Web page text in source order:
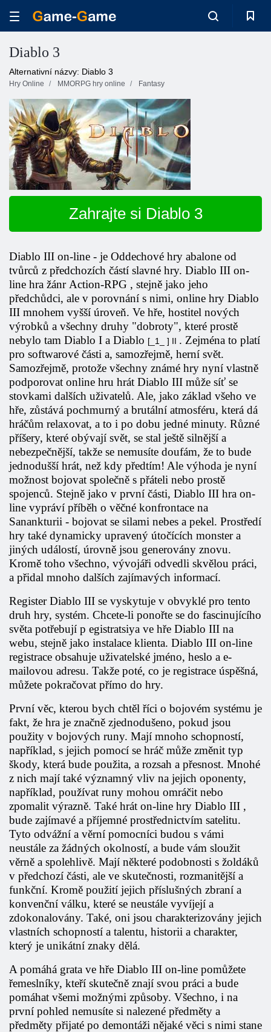
Diablo 3
Alternativní názvy: Diablo 3
Hry Online MMORPG hry online Fantasy
Zahrajte si Diablo 3
Diablo III on-line - je Oddechové hry abalone od
tvůrců z předchozích částí slavné hry. Diablo III on-
line hra žánr Action-RPG , stejně jako jeho
předchůdci, ale v porovnání s nimi, online hry Diablo
III mnohem vyšší úroveň. Ve hře, hostitel nových
výrobků a všechny druhy "dobroty", které prostě
nebylo tam Diablo I a Diablo [_1_ ] II . Zejména to platí
pro softwarové části a, samozřejmě, herní svět.
Samozřejmě, protože všechny známé hry nyní vlastně
podporovat online hru hrát Diablo III může síť se
stovkami dalších uživatelů. Ale, jako základ všeho ve
hře, zůstává pochmurný a brutální atmosféru, která dá
hráčům relaxovat, a to i po dobu jedné minuty. Různé
příšery, které obývají svět, se stal ještě silnější a
nebezpečnější, takže se nemusíte doufám, že to bude
jednodušší hrát, než kdy předtím! Ale výhoda je nyní
možnost bojovat společně s přáteli nebo prostě
spojenců. Stejně jako v první části, Diablo III hra on-
line vypráví příběh o věčné konfrontace na
Sanankturii - bojovat se silami nebes a pekel. Prostředí
hry také dynamicky upravený útočících monster a
jiných událostí, úrovně jsou generovány znovu.
Kromě toho všechno, vývojáři odvedli skvělou práci,
a přidal mnoho dalších zajímavých informací.
Register Diablo III se vyskytuje v obvyklé pro tento
druh hry, systém. Chcete-li ponořte se do fascinujícího
světa potřebují p egistratsiya ve hře Diablo III na
webu, stejně jako instalace klienta. Diablo III on-line
registrace obsahuje uživatelské jméno, heslo a e-
mailovou adresu. Takže poté, co je registrace úspěšná,
můžete pokračovat přímo do hry.
První věc, kterou bych chtěl říci o bojovém systému je
fakt, že hra je značně zjednodušeno, pokud jsou
použity v bojových runy. Mají mnoho schopností,
například, s jejich pomocí se hráč může změnit typ
škody, která bude použita, a rozsah a přesnost. Mnohé
z nich mají také významný vliv na jejich oponenty,
například, používat runy mohou omráčit nebo
zpomalit výrazně. Také hrát on-line hry Diablo III ,
bude zajímavé a příjemné prostřednictvím satelitu.
Tyto odvážní a věrní pomocníci budou s vámi
neustále za žádných okolností, a bude vám sloužit
věrně a spolehlivě. Mají některé podobnosti s žoldáků
v předchozí části, ale ve skutečnosti, rozmanitější a
funkční. Kromě použití jejich příslušných zbraní a
konvenční válku, které se neustále vyvíjejí a
zdokonalovány. Také, oni jsou charakterizovány jejich
vlastních schopností a talentu, historii a charakter,
který je unikátní znaky dělá.
A pomáhá grata ve hře Diablo III on-line pomůžete
řemeslníky, kteří skutečně znají svou práci a bude
pomáhat všemi možnými způsoby. Všechno, i na
první pohled nemusíte si nalezené předměty a
předměty přijaté po demontáži nějaké věci s nimi stane